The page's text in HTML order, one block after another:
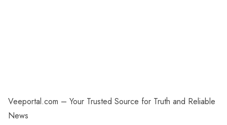
Veeportal.com – Your Trusted Source for Truth and Reliable
News